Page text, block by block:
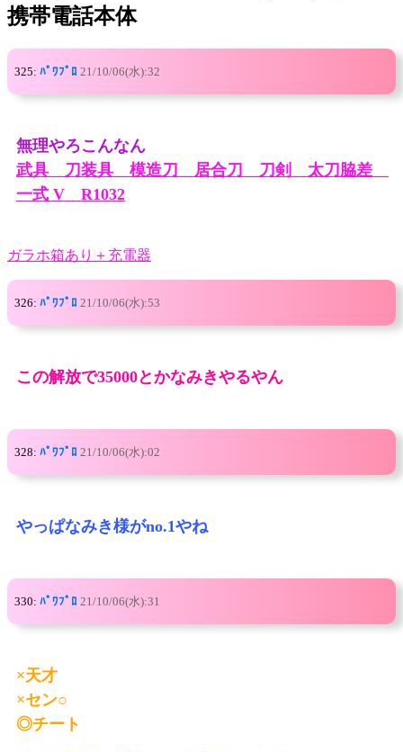
携帯電話本体
325: ﾊﾟﾜﾌﾟﾛ 21/10/06(水):32
無理やろこんなん
武具 刀装具 模造刀 居合刀 刀剣 太刀脇差
一式 V R1032
ガラホ箱あり＋充電器
326: ﾊﾟﾜﾌﾟﾛ 21/10/06(水):53
この解放で35000とかなみきやるやん
328: ﾊﾟﾜﾌﾟﾛ 21/10/06(水):02
やっぱなみき様がno.1やね
330: ﾊﾟﾜﾌﾟﾛ 21/10/06(水):31
×天才
×セン○
◎チート